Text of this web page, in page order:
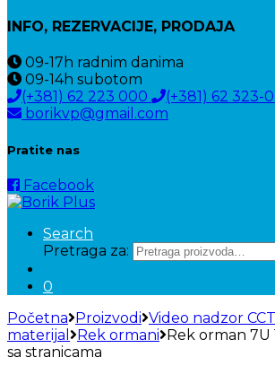
INFO, REZERVACIJE, PRODAJA
09-17h radnim danima
09-14h subotom
(+381) 62 223 000
(+381) 62 323-
borikvp@gmail.com
Pratite nas
Facebook
Search
Pretraga za:
0
Početna Proizvodi Video nadzor
materijal
Rek ormani Rek orman 7U
sa stranicama